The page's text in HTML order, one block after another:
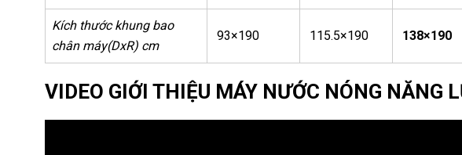
Kích thước khung bao
chân máy(DxR) cm
93×190 115.5×190 138×190
VIDEO GIỚI THIỆU MÁY NƯỚC NÓNG NĂNG